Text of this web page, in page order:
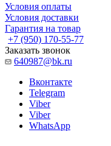
Условия оплаты
Условия доставки
Гарантия на товар
+7 (950) 170-55-77
Заказать звонок
640987@bk.ru
Вконтакте
Telegram
Viber
Viber
WhatsApp